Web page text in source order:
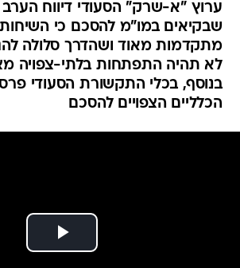
ערוץ "א-שרק" הסעודי דיווח
שבקיאים במו"מ להסכם כי
מתקדמות מאוד ושהדרך סלולה
לא תהיה התפתחות בלתי-צפויה
בנוסף, בכלי התקשורת הסעודי
הכלליים הצפויים להסכם